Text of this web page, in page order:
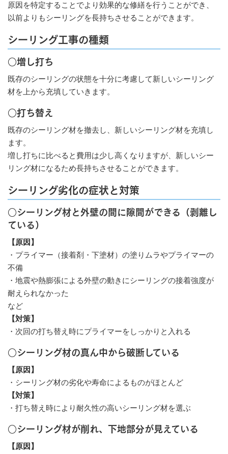
原因を特定することでより効果的な修繕を行うことができ、
以前よりもシーリングを長持ちさせることができます。
シーリング工事の種類
○増し打ち
既存のシーリングの状態を十分に考慮して新しいシーリング
材を上から充填していきます。
○打ち替え
既存のシーリング材を撤去し、新しいシーリング材を充填し
ます。
増し打ちに比べると費用は少し高くなりますが、新しいシー
リング材になるため長持ちさせることができます。
シーリング劣化の症状と対策
○シーリング材と外壁の間に隙間ができる（剥離し
ている）
【原因】
・プライマー（接着剤・下塗材）の塗りムラやプライマーの
不備
・地震や熱膨張による外壁の動きにシーリングの接着強度が
耐えられなかった
など
【対策】
・次回の打ち替え時にプライマーをしっかりと入れる
○シーリング材の真ん中から破断している
【原因】
・シーリング材の劣化や寿命によるものがほとんど
【対策】
・打ち替え時により耐久性の高いシーリング材を選ぶ
○シーリング材が削れ、下地部分が見えている
【原因】